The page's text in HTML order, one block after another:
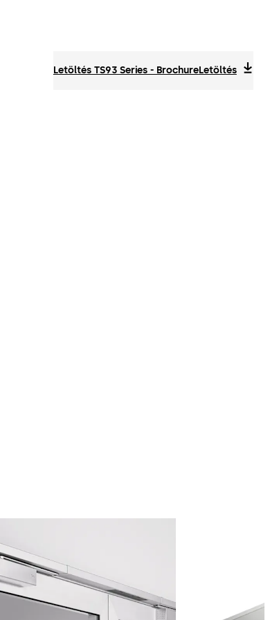
Letöltés TS93 Series - BrochureLetöltés